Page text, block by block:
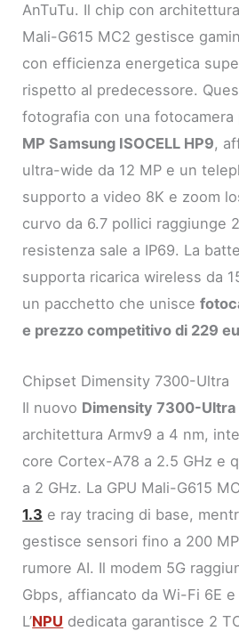
AnTuTu. Il chip con
Mali-G615 MC2 gestisce
con efficienza energetica
rispetto al predecessore.
fotografia con una fotocamera
MP Samsung ISOCELL HP9,
ultra-wide da 12 MP e un
supporto a video 8K e zoom
curvo da 6.7 pollici raggiunge
resistenza sale a IP69. La
supporta ricarica wireless da
un pacchetto che unisce
e prezzo competitivo di 229
Chipset Dimensity 7300-Ultra
Il nuovo Dimensity 7300-Ultra
architettura Armv9 a 4 nm,
core Cortex-A78 a 2.5 GHz e
a 2 GHz. La GPU Mali-G615
1.3 e ray tracing di base,
gestisce sensori fino a 200
rumore AI. Il modem 5G
Gbps, affiancato da Wi-Fi 6E
L’NPU dedicata garantisce 2